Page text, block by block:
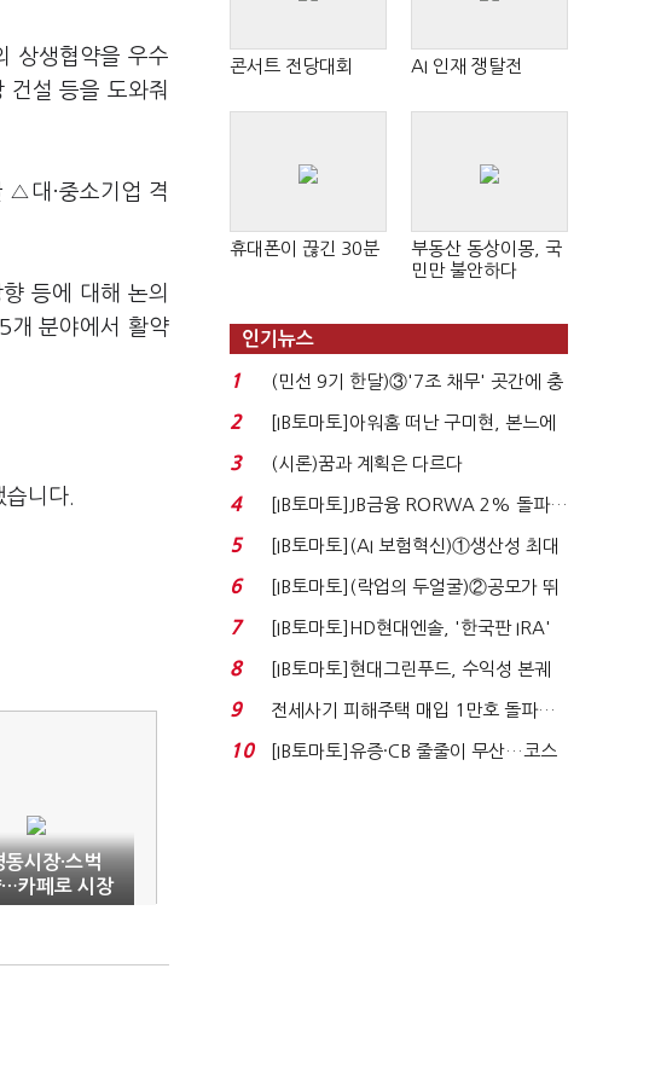
상생협약을 우수
건설 등을 도와줘
△대·중소기업 격
등에 대해 논의
개 분야에서 활약
니다.
동시장·스벅
카페로 시장
콘서트 전당대회 AI 인재 쟁탈전
휴대폰이 끊긴 30분
부동산 동상이몽, 국
민만 불안하다
인기뉴스
1
(민선 9기 한달)③'7조 채무' 곳간에 충
격…추미애, 20년...
2
[IB토마토]아워홈 떠난 구미현, 본느에
340억 베팅…가...
3 (시론)꿈과 계획은 다르다
4
[IB토마토]JB금융 RORWA 2% 돌파…
실적 견인은 은행 ...
5
[IB토마토](AI 보험혁신)①생산성 최대
80% 개선…현실...
6
[IB토마토](락업의 두얼굴)②공모가 뛰
자 첫날 매도…FI ...
7
[IB토마토]HD현대엔솔, '한국판 IRA'
수혜 부상…세액공...
8
[IB토마토]현대그린푸드, 수익성 본궤
도…실적 개선에 ...
9
전세사기 피해주택 매입 1만호 돌파…
누적 피해자 4만2...
10
[IB토마토]유증·CB 줄줄이 무산…코스